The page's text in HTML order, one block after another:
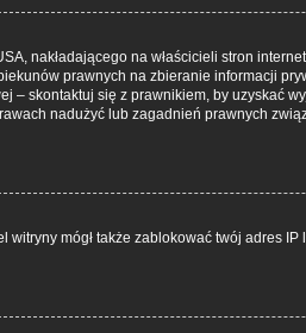
nakładającego na właścicieli stron
prawnych na zbieranie informacji
skontaktuj się z prawnikiem, by uzyskać
nadużyć lub zagadnień prawnych
witryny mógł także zablokować twój adres